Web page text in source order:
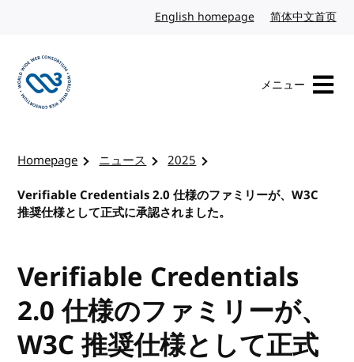
English homepage英語简体中文首页中
メニュー
Homepage ニュース
2025
Verifiable Credentials 2.0 仕様のファミリーが、W3C
推奨仕様として正式に承認されました。
Verifiable Credentials
2.0 仕様のファミリーが、
W3C 推奨仕様として正式